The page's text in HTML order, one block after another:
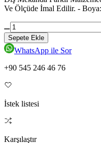
Ve Ölçüde İmal Edilir. -
Sepete Ekle
WhatsApp ile Sor
+90 545 246 46 76
İstek listesi
Karşılaştır